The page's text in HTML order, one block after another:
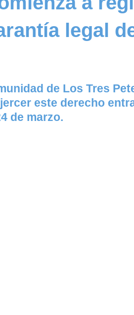
legal
de Los Tres
este derecho
de marzo.